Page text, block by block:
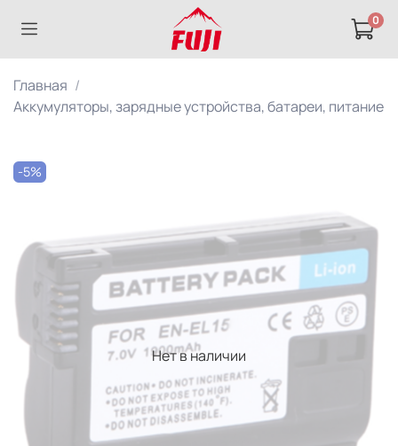
0
Главная
Аккумуляторы, зарядные устройства, батареи, питание
Нет в наличии
-5%